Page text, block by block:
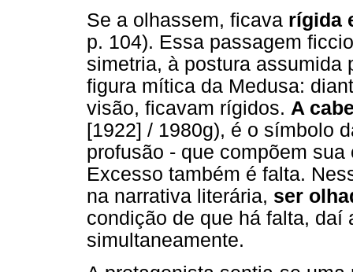
Se a olhassem, ficava rígida
p. 104). Essa passagem
simetria, à postura assumida
figura mítica da Medusa:
visão, ficavam rígidos. A
[1922] / 1980g), é o símbolo
profusão - que compõem
Excesso também é falta.
na narrativa literária, ser
condição de que há falta, daí
simultaneamente.